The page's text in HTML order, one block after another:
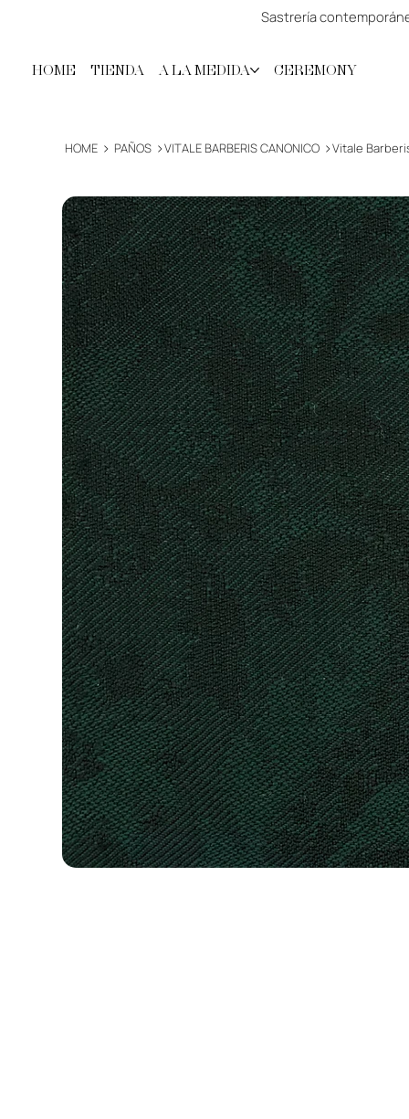
Sastrería
HOME TIENDA A LA MEDIDA CEREMONY
HOME > PAÑOS >VITALE BARBERIS CANONICO >Vitale